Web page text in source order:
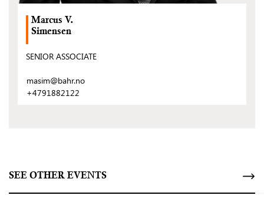
Marcus V.
Simensen
SENIOR ASSOCIATE
masim@bahr.no
+4791882122
SEE OTHER EVENTS